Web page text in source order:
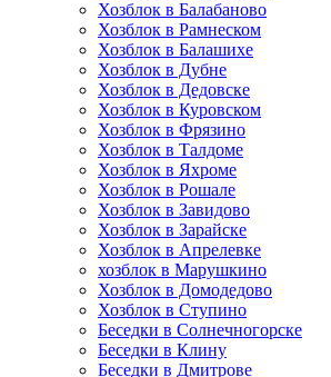
Хозблок в Балабаново
Хозблок в Рамнеском
Хозблок в Балашихе
Хозблок в Дубне
Хозблок в Дедовске
Хозблок в Куровском
Хозблок в Фрязино
Хозблок в Талдоме
Хозблок в Яхроме
Хозблок в Рошале
Хозблок в Завидово
Хозблок в Зарайске
Хозблок в Апрелевке
хозблок в Марушкино
Хозблок в Домодедово
Хозблок в Ступино
Беседки в Солнечногорске
Беседки в Клину
Беседки в Дмитрове